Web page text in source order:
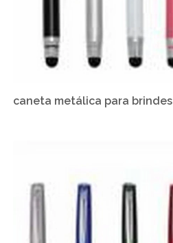
caneta metálica para brindes